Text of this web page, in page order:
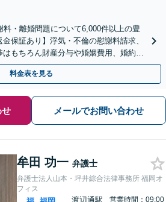
料・離婚問題について6,000件以上の豊
保証あり】浮気・不倫の慰謝料請求、
もちろん財産分与や婚姻費用、婚約破
解決実績が豊富です。
料金表を見る
メールでお問い合わせ
牟田 功一 弁護士
弁護士法人山本・坪井綜合法律事務所 福岡オ
フィス
渡辺通駅
営業時間：09:00